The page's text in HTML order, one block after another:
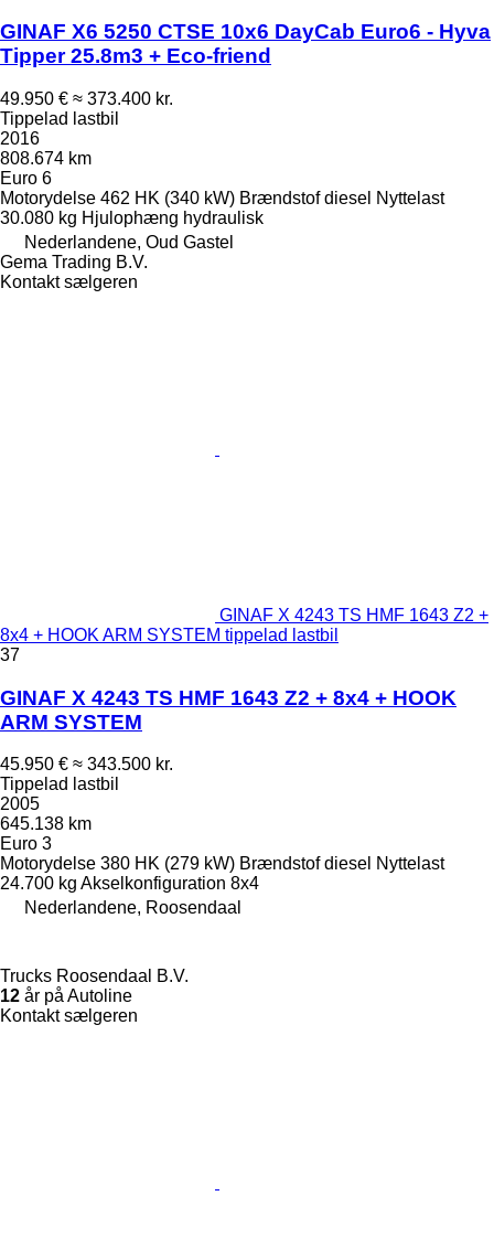
GINAF X6 5250 CTSE 10x6 DayCab Euro6 - Hyva
Tipper 25.8m3 + Eco-friend
49.950 € ≈ 373.400 kr.
Tippelad lastbil
2016
808.674 km
Euro 6
Motorydelse 462 HK (340 kW) Brændstof diesel Nyttelast
30.080 kg Hjulophæng hydraulisk
Nederlandene, Oud Gastel
Gema Trading B.V.
Kontakt sælgeren
GINAF X 4243 TS HMF 1643 Z2 +
8x4 + HOOK ARM SYSTEM tippelad lastbil
37
GINAF X 4243 TS HMF 1643 Z2 + 8x4 + HOOK
ARM SYSTEM
45.950 € ≈ 343.500 kr.
Tippelad lastbil
2005
645.138 km
Euro 3
Motorydelse 380 HK (279 kW) Brændstof diesel Nyttelast
24.700 kg Akselkonfiguration 8x4
Nederlandene, Roosendaal
Trucks Roosendaal B.V.
12 år på Autoline
Kontakt sælgeren